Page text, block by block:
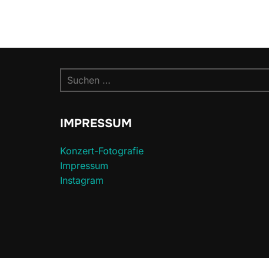
Suchen
nach:
IMPRESSUM
Konzert-Fotografie
Impressum
Instagram